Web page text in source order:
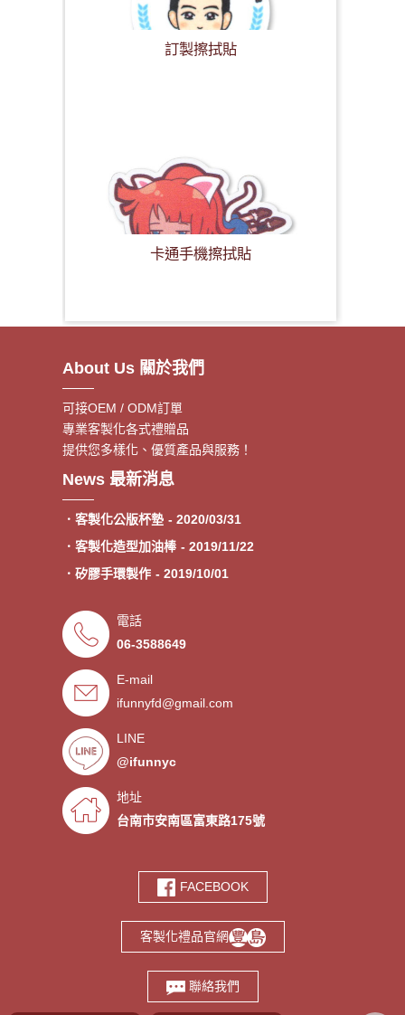
訂製擦拭貼
卡通手機擦拭貼
About Us 關於我們
可接OEM / ODM訂單
專業客製化各式禮贈品
提供您多樣化、優質產品與服務！
News 最新消息
費》
．客製化公版杯墊 - 2020/03/31
．客製化造型加油棒 - 2019/11/22
．矽膠手環製作 - 2019/10/01
．來圖印製氣囊支架 低起訂量
．超低價少量手環客製
．禮贈品客製化服務，歡迎免費
索取樣品。
．氣囊支架客製服務 - 2019/08/30
．廣告扇製作工廠 -競選造勢熱
門宣傳贈品
．宮廟神明結緣品訂做
．水晶滴膠氣囊支架製作
．客製氣囊手機支架 - 2019/06/18
．鑰匙圈少量客製印刷歡迎打樣‎ - 2019/05/10
．鑰匙圈客製化專家 - 2019/05/10
．台南螢幕擦拭貼製造廠商‎ - 2019/05/07
．選舉宣傳造勢擦拭貼訂做 - 2019/05/06
．伸縮氣囊手機支架客製 - 2019/04/18
電話
06-3588649
E-mail
ifunnyfd@gmail.com
LINE
@ifunnyc
地址
台南市安南區富東路175號
FACEBOOK
客製化禮品官網
聯絡我們